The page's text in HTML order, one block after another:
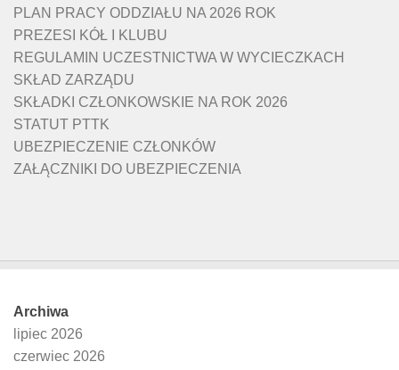
PLAN PRACY ODDZIAŁU NA 2026 ROK
PREZESI KÓŁ I KLUBU
REGULAMIN UCZESTNICTWA W WYCIECZKACH
SKŁAD ZARZĄDU
SKŁADKI CZŁONKOWSKIE NA ROK 2026
STATUT PTTK
UBEZPIECZENIE CZŁONKÓW
ZAŁĄCZNIKI DO UBEZPIECZENIA
Archiwa
lipiec 2026
czerwiec 2026